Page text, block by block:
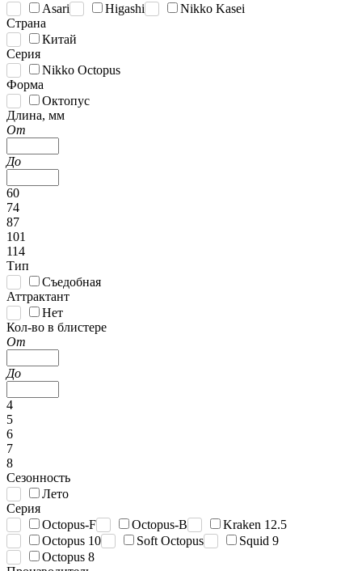
Asari
Higashi
Nikko Kasei
Страна
Китай
Серия
Nikko Octopus
Форма
Октопус
Длина, мм
От
До
60
74
87
101
114
Тип
Съедобная
Аттрактант
Нет
Кол-во в блистере
От
До
4
5
6
7
8
Сезонность
Лето
Серия
Octopus-F
Octopus-B
Kraken 12.5
Octopus 10
Soft Octopus
Squid 9
Octopus 8